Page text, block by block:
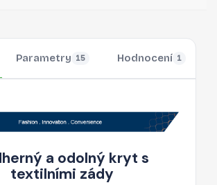
Parametry 15 Hodnocení 1
a odolný kryt s
textilními zády